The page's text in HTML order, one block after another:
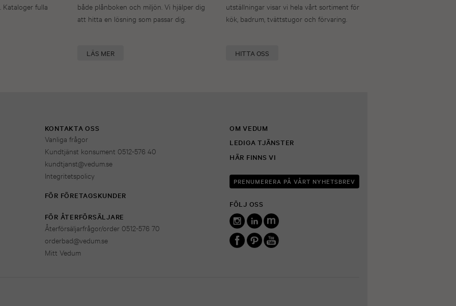
Kataloger fulla
både plånboken och miljön. Vi hjälper dig
att hitta en lösning som passar dig.
LÄS MER
utställningar visar vi hela vårt sortiment för
kök, badrum, tvättstugor och förvaring.
HITTA OSS
KONTAKTA OSS
Vanliga frågor
Kundtjänst konsument 0512-576 40
kundtjanst@vedum.se
Integritetspolicy
FÖR FÖRETAGSKUNDER
FÖR ÅTERFÖRSÄLJARE
Återförsäljarfrågor/order 0512-576 70
orderbad@vedum.se
Mitt Vedum
OM VEDUM
LEDIGA TJÄNSTER
HÄR FINNS VI
PRENUMERERA PÅ VÅRT NYHETSBREV
FÖLJ OSS